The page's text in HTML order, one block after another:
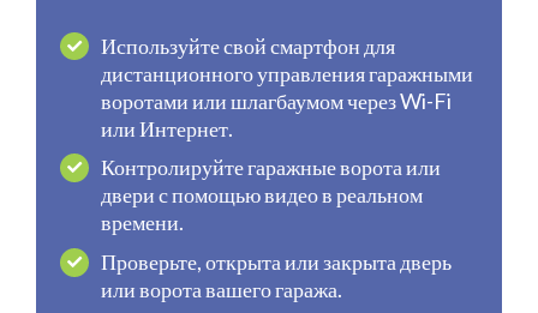
Используйте свой смартфон для
дистанционного управления гаражными
воротами или шлагбаумом через Wi-Fi
или Интернет.
Контролируйте гаражные ворота или
двери с помощью видео в реальном
времени.
Проверьте, открыта или закрыта дверь
или ворота вашего гаража.